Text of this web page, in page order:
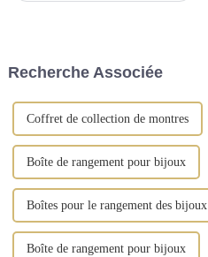
bijoux, ...
Recherche Associée
Coffret de collection de montres
Boîte de rangement pour bijoux
Boîtes pour le rangement des bijoux
Boîte de rangement pour bijoux